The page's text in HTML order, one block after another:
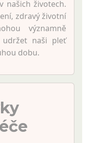
našich životech.
zdravý životní
významně
naši pleť
dobu.